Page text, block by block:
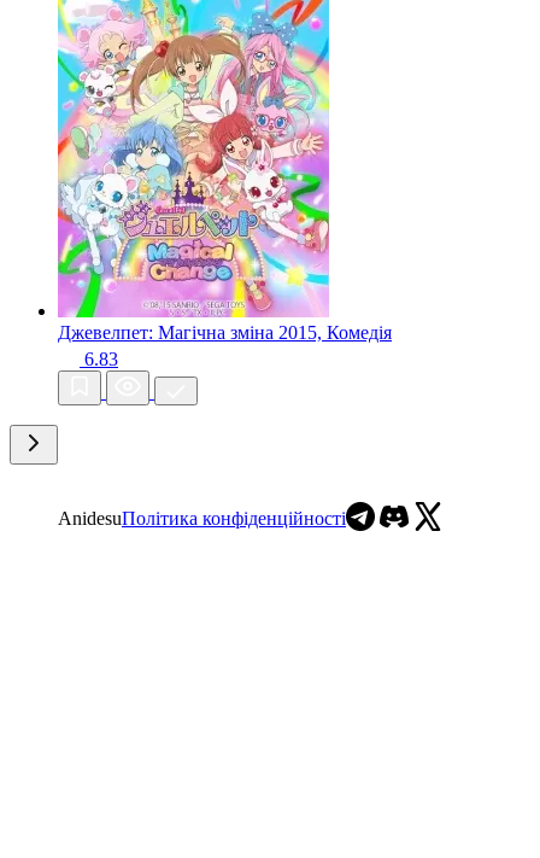
Джевелпет: Магічна зміна 2015, Комедія
6.83
AnidesuПолітика конфіденційності